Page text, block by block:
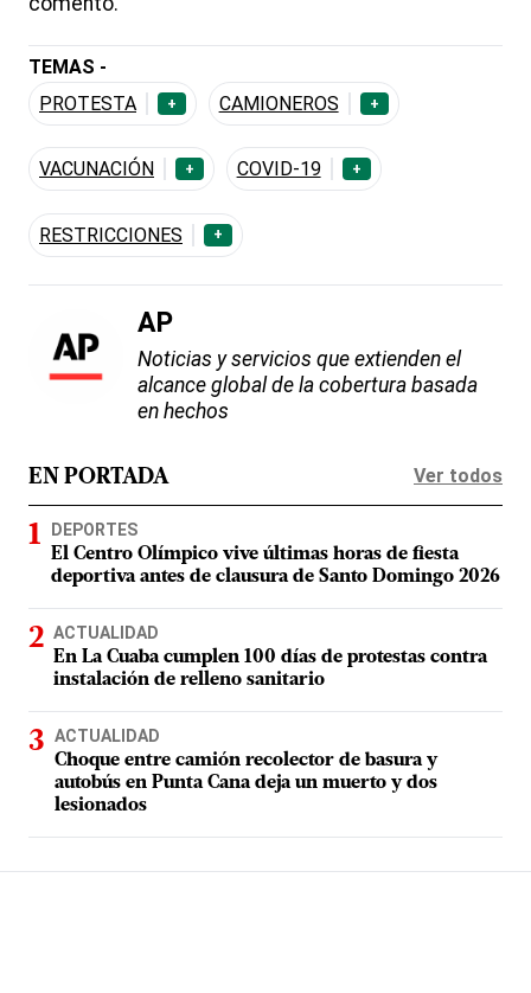
TEMAS -
PROTESTA
+ CAMIONEROS +
VACUNACIÓN + COVID-19 +
RESTRICCIONES +
AP
Noticias y servicios que extienden el
alcance global de la cobertura basada
en hechos
EN PORTADA Ver todos
DEPORTES
El Centro Olímpico vive últimas horas de fiesta
deportiva antes de clausura de Santo Domingo 2026
ACTUALIDAD
En La Cuaba cumplen 100 días de protestas contra
instalación de relleno sanitario
ACTUALIDAD
Choque entre camión recolector de basura y
autobús en Punta Cana deja un muerto y dos
lesionados